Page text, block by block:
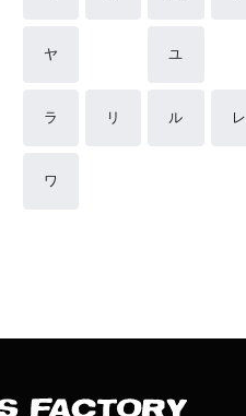
ヤ ユ
ラ リ ル レ
ワ